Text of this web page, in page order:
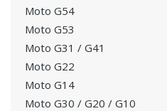
Moto G54
Moto G53
Moto G31 / G41
Moto G22
Moto G14
Moto G30 / G20 / G10